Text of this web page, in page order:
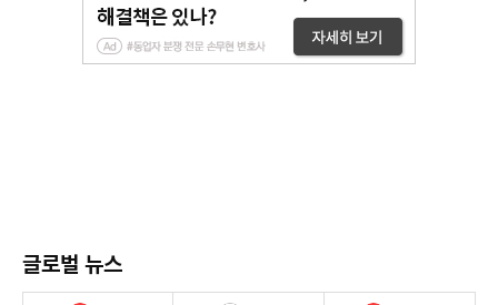
글로벌 뉴스